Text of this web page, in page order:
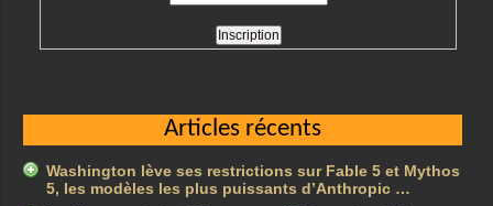
Articles récents
Washington lève ses restrictions sur Fable 5 et Mythos
5, les modèles les plus puissants d’Anthropic …